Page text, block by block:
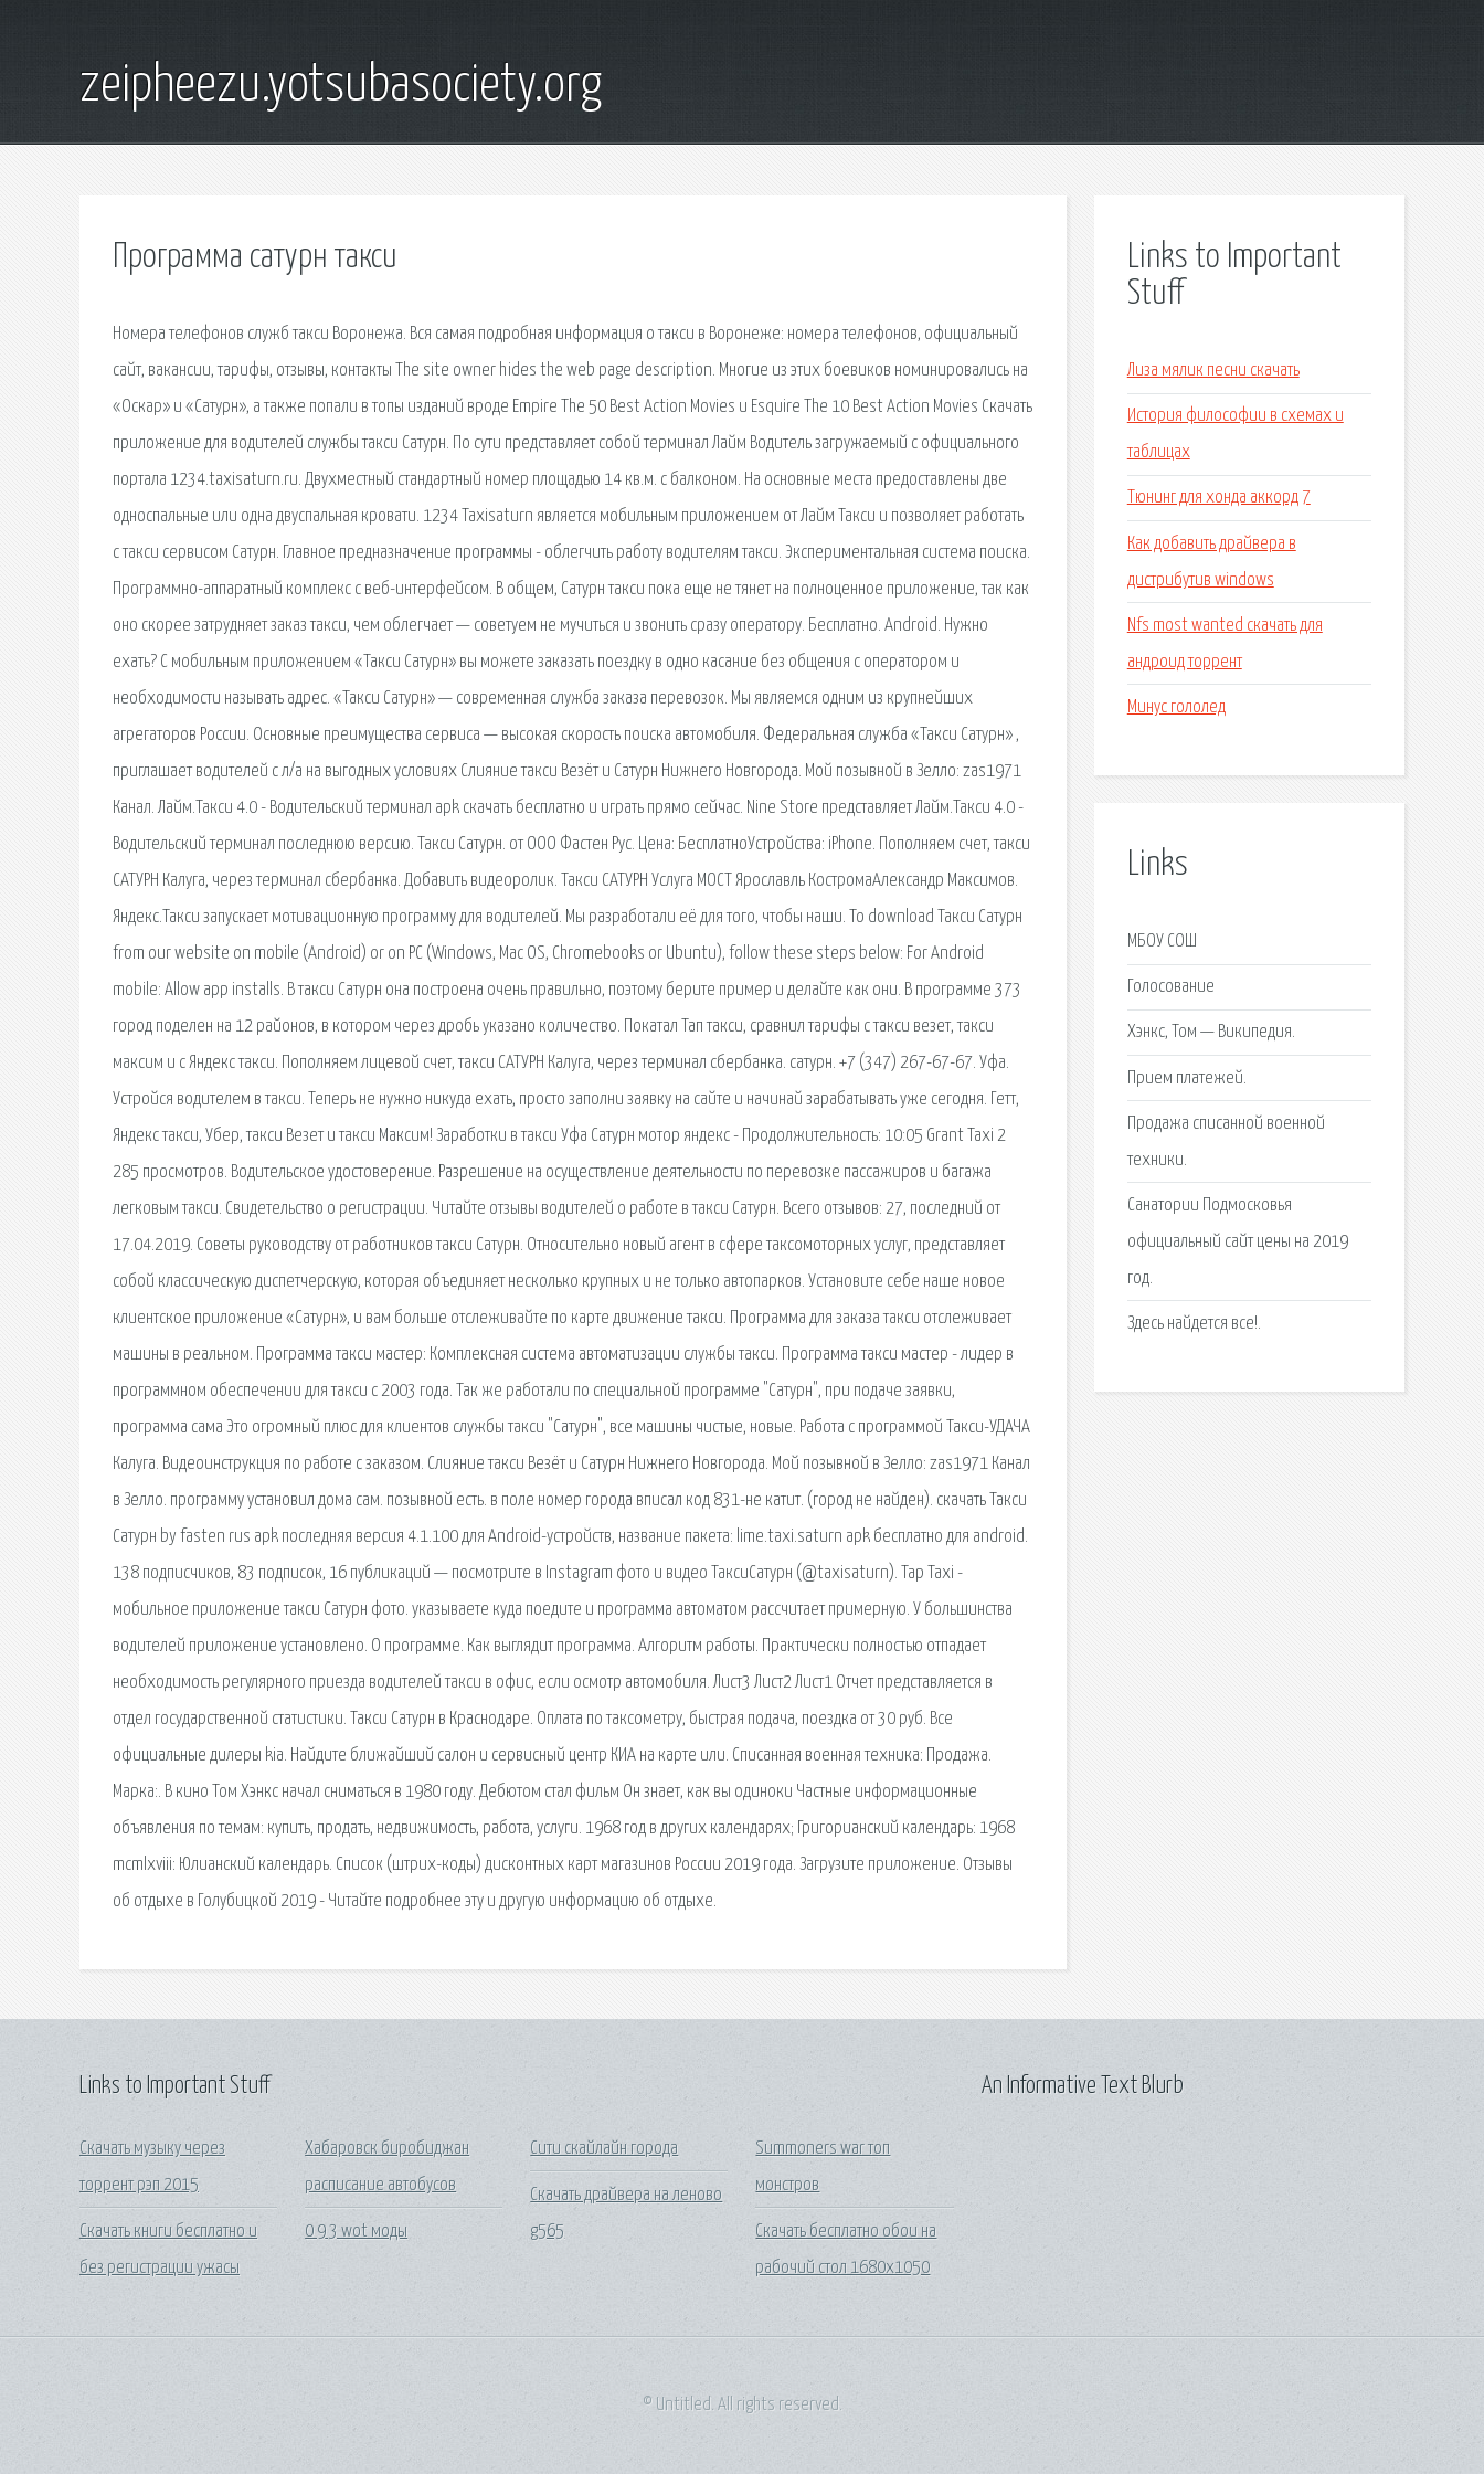
zeipheezu.yotsubasociety.org
Программа сатурн такси
Номера телефонов служб такси Воронежа. Вся самая подробная информация о такси в Воронеже: номера телефонов, официальный
сайт, вакансии, тарифы, отзывы, контакты The site owner hides the web page description. Многие из этих боевиков номинировались на
«Оскар» и «Сатурн», а также попали в топы изданий вроде Empire The 50 Best Action Movies и Esquire The 10 Best Action Movies Скачать
приложение для водителей службы такси Сатурн. По сути представляет собой терминал Лайм Водитель загружаемый с официального
портала 1234.taxisaturn.ru. Двухместный стандартный номер площадью 14 кв.м. с балконом. На основные места предоставлены две
односпальные или одна двуспальная кровати. 1234 Taxisaturn является мобильным приложением от Лайм Такси и позволяет работать
с такси сервисом Сатурн. Главное предназначение программы - облегчить работу водителям такси. Экспериментальная система поиска.
Программно-аппаратный комплекс с веб-интерфейсом. В общем, Сатурн такси пока еще не тянет на полноценное приложение, так как
оно скорее затрудняет заказ такси, чем облегчает — советуем не мучиться и звонить сразу оператору. Бесплатно. Android. Нужно
ехать? С мобильным приложением «Такси Сатурн» вы можете заказать поездку в одно касание без общения с оператором и
необходимости называть адрес. «Такси Сатурн» — современная служба заказа перевозок. Мы являемся одним из крупнейших
агрегаторов России. Основные преимущества сервиса — высокая скорость поиска автомобиля. Федеральная служба «Такси Сатурн» ,
приглашает водителей с л/а на выгодных условиях Слияние такси Везёт и Сатурн Нижнего Новгорода. Мой позывной в Зелло: zas1971
Канал. Лайм.Такси 4.0 - Водительский терминал apk скачать бесплатно и играть прямо сейчас. Nine Store представляет Лайм.Такси 4.0 -
Водительский терминал последнюю версию. Такси Сатурн. от ООО Фастен Рус. Цена: БесплатноУстройства: iPhone. Пополняем счет, такси
САТУРН Калуга, через терминал сбербанка. Добавить видеоролик. Такси САТУРН Услуга МОСТ Ярославль КостромаАлександр Максимов.
Яндекс.Такси запускает мотивационную программу для водителей. Мы разработали её для того, чтобы наши. To download Такси Сатурн
from our website on mobile (Android) or on PC (Windows, Mac OS, Chromebooks or Ubuntu), follow these steps below: For Android
mobile: Allow app installs. В такси Сатурн она построена очень правильно, поэтому берите пример и делайте как они. В программе 373
город поделен на 12 районов, в котором через дробь указано количество. Покатал Тап такси, сравнил тарифы с такси везет, такси
максим и с Яндекс такси. Пополняем лицевой счет, такси САТУРН Калуга, через терминал сбербанка. сатурн. +7 (347) 267-67-67. Уфа.
Устройся водителем в такси. Теперь не нужно никуда ехать, просто заполни заявку на сайте и начинай зарабатывать уже сегодня. Гетт,
Яндекс такси, Убер, такси Везет и такси Максим! Заработки в такси Уфа Сатурн мотор яндекс - Продолжительность: 10:05 Grant Taxi 2
285 просмотров. Водительское удостоверение. Разрешение на осуществление деятельности по перевозке пассажиров и багажа
легковым такси. Свидетельство о регистрации. Читайте отзывы водителей о работе в такси Сатурн. Всего отзывов: 27, последний от
17.04.2019. Советы руководству от работников такси Сатурн. Относительно новый агент в сфере таксомоторных услуг, представляет
собой классическую диспетчерскую, которая объединяет несколько крупных и не только автопарков. Установите себе наше новое
клиентское приложение «Сатурн», и вам больше отслеживайте по карте движение такси. Программа для заказа такси отслеживает
машины в реальном. Программа такси мастер: Комплексная система автоматизации службы такси. Программа такси мастер - лидер в
программном обеспечении для такси с 2003 года. Так же работали по специальной программе "Сатурн", при подаче заявки,
программа сама Это огромный плюс для клиентов службы такси "Сатурн", все машины чистые, новые. Работа с программой Такси-УДАЧА
Калуга. Видеоинструкция по работе с заказом. Слияние такси Везёт и Сатурн Нижнего Новгорода. Мой позывной в Зелло: zas1971 Канал
в Зелло. программу установил дома сам. позывной есть. в поле номер города вписал код 831-не катит. (город не найден). скачать Такси
Сатурн by fasten rus apk последняя версия 4.1.100 для Android-устройств, название пакета: lime.taxi.saturn apk бесплатно для android.
138 подписчиков, 83 подписок, 16 публикаций — посмотрите в Instagram фото и видео ТаксиСатурн (@taxisaturn). Tap Taxi -
мобильное приложение такси Сатурн фото. указываете куда поедите и программа автоматом рассчитает примерную. У большинства
водителей приложение установлено. О программе. Как выглядит программа. Алгоритм работы. Практически полностью отпадает
необходимость регулярного приезда водителей такси в офис, если осмотр автомобиля. Лист3 Лист2 Лист1 Отчет представляется в
отдел государственной статистики. Такси Сатурн в Краснодаре. Оплата по таксометру, быстрая подача, поездка от 30 руб. Все
официальные дилеры kia. Найдите ближайший салон и сервисный центр КИА на карте или. Списанная военная техника: Продажа.
Марка:. В кино Том Хэнкс начал сниматься в 1980 году. Дебютом стал фильм Он знает, как вы одиноки Частные информационные
объявления по темам: купить, продать, недвижимость, работа, услуги. 1968 год в других календарях; Григорианский календарь: 1968
mcmlxviii: Юлианский календарь. Список (штрих-коды) дисконтных карт магазинов России 2019 года. Загрузите приложение. Отзывы
об отдыхе в Голубицкой 2019 - Читайте подробнее эту и другую информацию об отдыхе.
Links to Important
Stuff
Лиза мялик песни скачать
История философии в схемах и
таблицах
Тюнинг для хонда аккорд 7
Как добавить драйвера в
дистрибутив windows
Nfs most wanted скачать для
андроид торрент
Минус гололед
Links
МБОУ СОШ
Голосование
Хэнкс, Том — Википедия.
Прием платежей.
Продажа списанной военной
техники.
Санатории Подмосковья
официальный сайт цены на 2019
год.
Здесь найдется все!.
Links to Important Stuff
Скачать музыку через
торрент рэп 2015
Скачать книги бесплатно и
без регистрации ужасы
Хабаровск биробиджан
расписание автобусов
0 9 3 wot моды
Сити скайлайн города
Скачать драйвера на леново
g565
Summoners war топ
монстров
Скачать бесплатно обои на
рабочий стол 1680х1050
An Informative Text Blurb
© Untitled. All rights reserved.